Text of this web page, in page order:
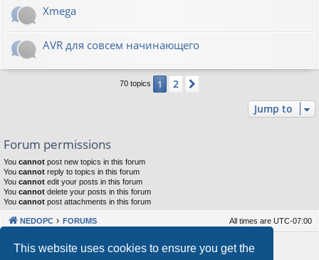
This website uses cookies to ensure you get the
Xmega
AVR для совсем начинающего
70 topics 1 2
Jump to
Forum permissions
You cannot post new topics in this forum
You cannot reply to topics in this forum
You cannot edit your posts in this forum
You cannot delete your posts in this forum
You cannot post attachments in this forum
NEDOPC FORUMS All times are UTC-07:00
Powered byphpBB® Forum Software © phpBB Limited